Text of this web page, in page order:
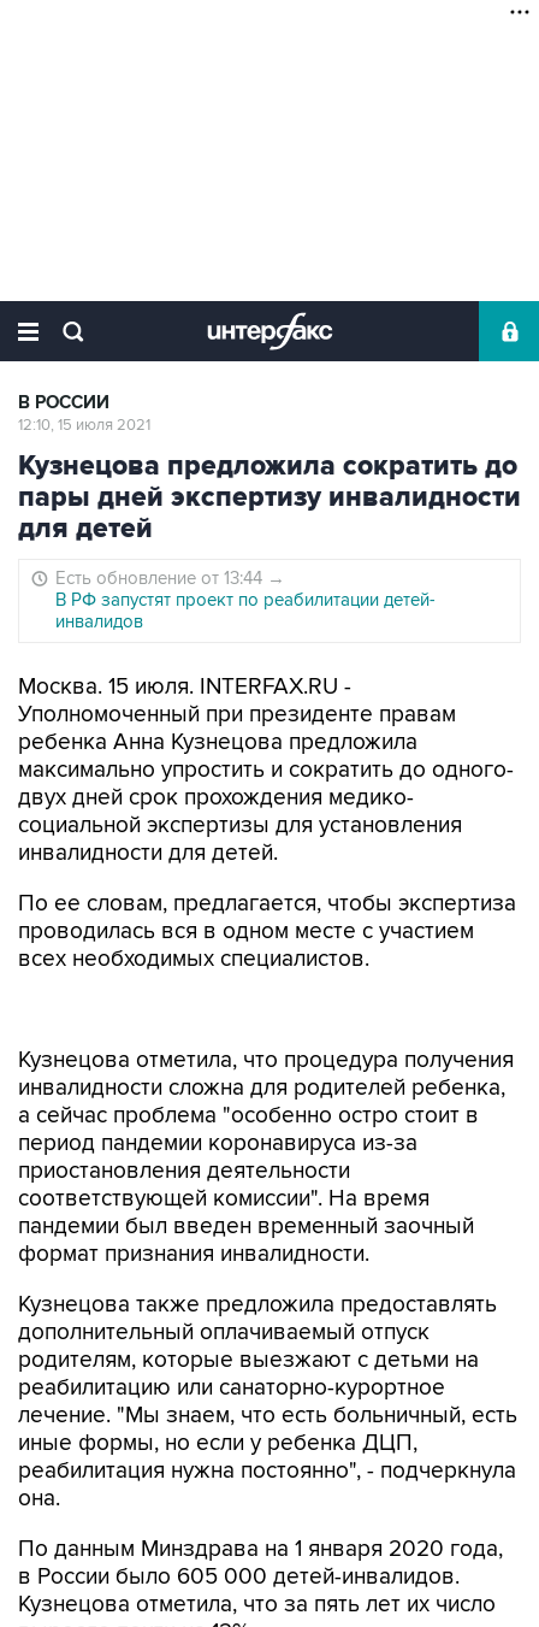
В РОССИИ
12:10, 15 июля 2021
Кузнецова предложила сократить до
пары дней экспертизу инвалидности
для детей
Есть обновление от 13:44 →
В РФ запустят проект по реабилитации детей-
инвалидов
Москва. 15 июля. INTERFAX.RU -
Уполномоченный при президенте правам
ребенка Анна Кузнецова предложила
максимально упростить и сократить до одного-
двух дней срок прохождения медико-
социальной экспертизы для установления
инвалидности для детей.
По ее словам, предлагается, чтобы экспертиза
проводилась вся в одном месте с участием
всех необходимых специалистов.
а сейчас проблема "особенно остро стоит в
период пандемии коронавируса из-за
приостановления деятельности
соответствующей комиссии". На время
пандемии был введен временный заочный
формат признания инвалидности.
Кузнецова также предложила предоставлять
родителям, которые выезжают с детьми на
реабилитацию или санаторно-курортное
лечение. "Мы знаем, что есть больничный, есть
иные формы, но если у ребенка ДЦП,
реабилитация нужна постоянно", - подчеркнула
она.
По данным Минздрава на 1 января 2020 года,
Кузнецова отметила, что за пять лет их число
выросло почти на 12%.